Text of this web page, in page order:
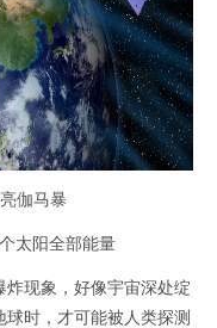
伽马暴
太阳全部能量
现象，好像宇宙深处绽
时，才可能被人类探测